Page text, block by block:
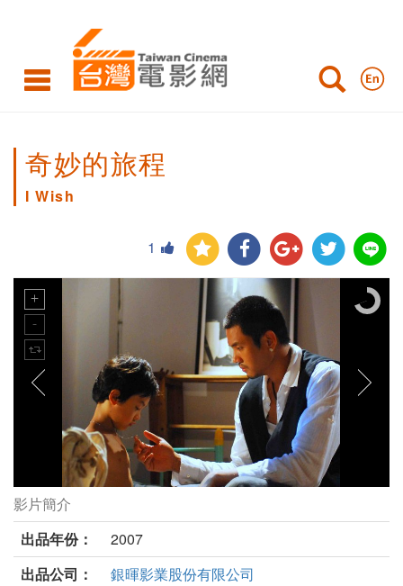
奇妙的旅程
I Wish
1
奇妙的旅程劇照
影片簡介
出品年份：
2007
出品公司：
銀暉影業股份有限公司